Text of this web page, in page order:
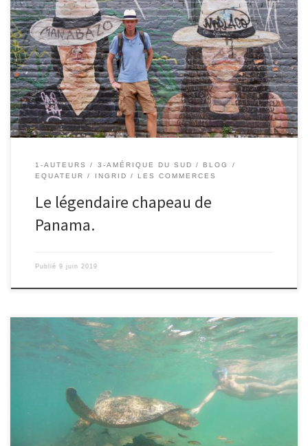
Le 8/06/2019 – Ingrid. Aujourd’hui nous avons eu la chance d’aller
au musée du chapeau de Panama, qui est aussi un atelier de
fabrication et un magasin. Nous avons eu le droit à une petite visite
guidée et nous allons partager avec vous ce que nous avons
appris. L’histoire du […]
1-AUTEURS 3-AMÉRIQUE DU SUD
BLOG
EQUATEUR
INGRID LES COMMERCES
Le légendaire chapeau de
Panama.
Publié 9 juin 2019
Le 27/05/2019 – Mahaut. Les iguanes marins : Les iguanes marins
ont une très longue queue qui leur permet de bien nager. Ils
peuvent parfois descendre jusqu’à 15 m de profondeur. Ils sont
noirs et se dissimulent parfaitement sur la roche volcanique.
Parfois on passe à côté sans les voir. […]